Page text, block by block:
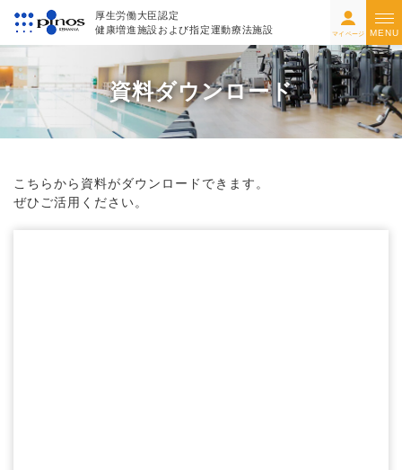
厚生労働大臣認定
健康増進施設および指定運動療法施設 マイページ MENU
資料ダウンロード
こちらから資料がダウンロードできます。
ぜひご活用ください。